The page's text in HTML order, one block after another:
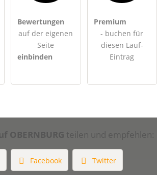
Bewertungen
auf der eigenen
Seite
einbinden
Premium
- buchen für
diesen Lauf-
Eintrag
OBERNBURG teilen und empfehlen:
Facebook Twitter